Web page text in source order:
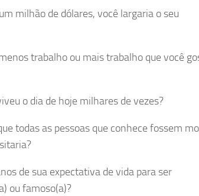
milhão de dólares, você largaria o seu
trabalho ou mais trabalho que você
o dia de hoje milhares de vezes?
todas as pessoas que conhece fossem
de sua expectativa de vida para ser
ou famoso(a)?